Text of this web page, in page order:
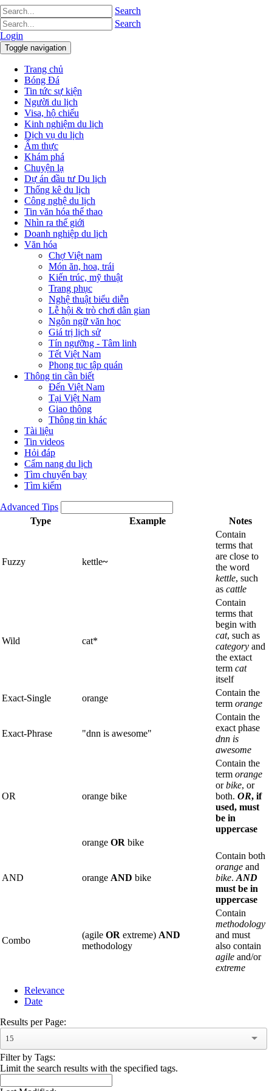
Search
Search
Login
Toggle navigation
Trang chủ
Bóng Đá
Tin tức sự kiện
Người du lịch
Visa, hộ chiếu
Kinh nghiệm du lịch
Dịch vụ du lịch
Ẩm thực
Khám phá
Chuyện lạ
Dự án đầu tư Du lịch
Thống kê du lịch
Công nghệ du lịch
Tin văn hóa thể thao
Nhìn ra thế giới
Doanh nghiệp du lịch
Văn hóa
Chợ Việt nam
Món ăn, hoa, trái
Kiến trúc, mỹ thuật
Trang phục
Nghệ thuật biểu diễn
Lễ hội & trò chơi dân gian
Ngôn ngữ văn học
Giá trị lịch sử
Tín ngưỡng - Tâm linh
Tết Việt Nam
Phong tục tập quán
Thông tin cần biết
Đến Việt Nam
Tại Việt Nam
Giao thông
Thông tin khác
Tài liệu
Tin videos
Hỏi đáp
Cẩm nang du lịch
Tìm chuyến bay
Tìm kiếm
Advanced Tips
Type
Example Notes
Fuzzy kettle~
Contain
terms that
are close to
the word
kettle, such
as cattle
Wild cat*
Contain
terms that
begin with
cat, such as
category and
the extact
term cat
itself
Exact-Single
orange
Contain the
term orange
Exact-Phrase "dnn is awesome"
Contain the
exact phase
dnn is
awesome
OR orange bike
Contain the
term orange
orbike, or
both. OR, if
used, must
be in
uppercase
orange OR bike
AND orange AND bike
Contain both
orange and
bike. AND
must be in
uppercase
Combo
(agile OR extreme) AND
methodology
Contain
methodology
and must
also contain
agile and/or
extreme
Relevance
Date
Results per Page:
15
Filter by Tags:
Limit the search results with the specified tags.